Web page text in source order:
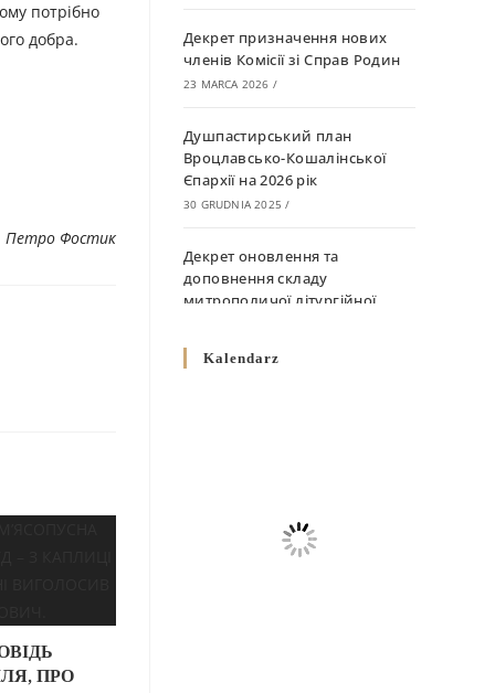
потрібно
добра.
Петро Фостик
ПРО
Декрет призначення нових
членів Комісії зі Справ Родин
23 MARCA 2026 /
Душпастирський план
Вроцлавсько-Кошалінської
Єпархії на 2026 рік
30 GRUDNIA 2025 /
Декрет оновлення та
доповнення складу
митрополичої літургійної
10 GRUDNIA 2025
Декрет про відзначення
Великодня і всіх рухомих
Kalendarz